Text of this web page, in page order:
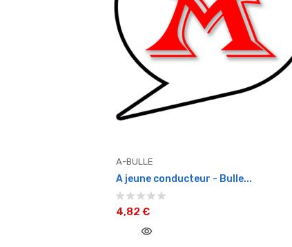
A-BULLE
A jeune conducteur - Bulle...
4,82 €
visibility